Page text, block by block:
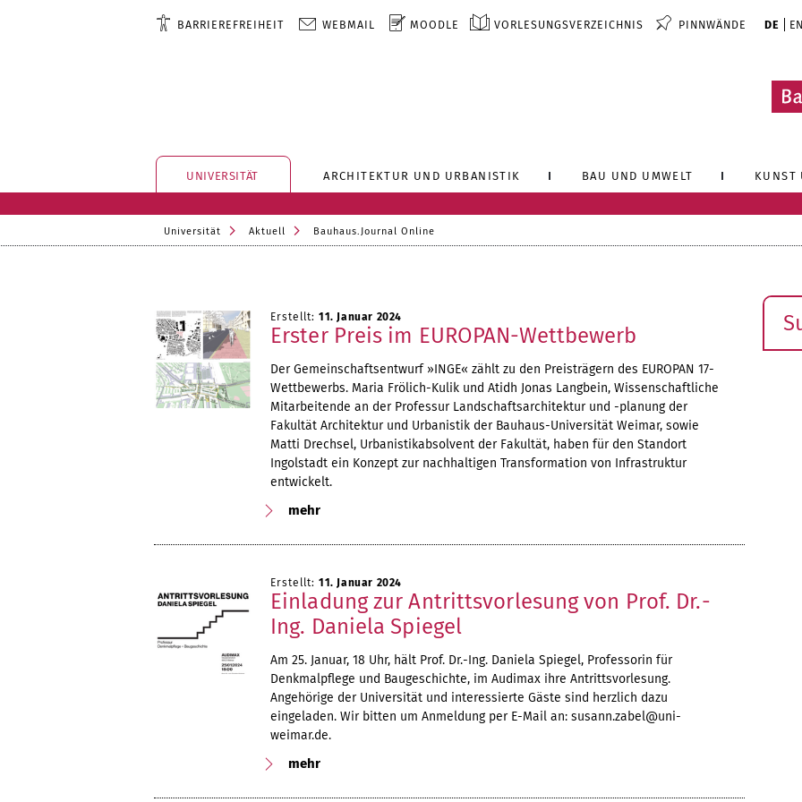
BARRIEREFREIHEIT WEBMAIL MOODLE VORLESUNGSVERZEICHNIS PINNWÄNDE DE EN
UNIVERSITÄT ARCHITEKTUR UND URBANISTIK BAU UND UMWELT KUNST
Universität Aktuell Bauhaus.Journal Online
Erstellt: 11. Januar 2024
Erster Preis im EUROPAN-Wettbewerb
Der Gemeinschaftsentwurf »INGE« zählt zu den Preisträgern des EUROPAN 17-
Wettbewerbs. Maria Frölich-Kulik und Atidh Jonas Langbein, Wissenschaftliche
Mitarbeitende an der Professur Landschaftsarchitektur und -planung der
Fakultät Architektur und Urbanistik der Bauhaus-Universität Weimar, sowie
Matti Drechsel, Urbanistikabsolvent der Fakultät, haben für den Standort
Ingolstadt ein Konzept zur nachhaltigen Transformation von Infrastruktur
entwickelt.
mehr
Erstellt: 11. Januar 2024
Einladung zur Antrittsvorlesung von Prof. Dr.-
Ing. Daniela Spiegel
Am 25. Januar, 18 Uhr, hält Prof. Dr.-Ing. Daniela Spiegel, Professorin für
Denkmalpflege und Baugeschichte, im Audimax ihre Antrittsvorlesung.
Angehörige der Universität und interessierte Gäste sind herzlich dazu
eingeladen. Wir bitten um Anmeldung per E-Mail an: susann.zabel@uni-
weimar.de.
mehr
Suche